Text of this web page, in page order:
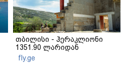
თბილისი - ჰერაკლიონი
1351.90 ლარიდან
fly.ge